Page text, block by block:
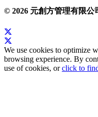
© 2026 元創方管理有限公
We use cookies to optimize
browsing experience. By
use of cookies, orclick to